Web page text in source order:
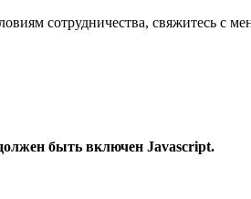
сотрудничества, свяжитесь с
быть включен Javascript.